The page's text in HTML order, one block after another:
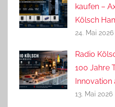
kaufen –
Kölsch
24. Mai 2026
Radio
100 Jahre
Innovation
13. Mai 2026